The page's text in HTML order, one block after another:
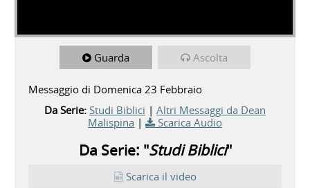
Guarda Ascolta
Messaggio di Domenica 23 Febbraio
Da Serie: Studi Biblici | Altri Messaggi da Dean
Malispina | Scarica Audio
Da Serie: "Studi Biblici"
Scarica il video